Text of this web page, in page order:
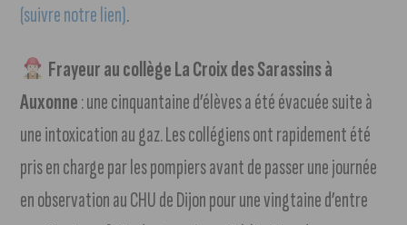
(suivre notre lien).
Frayeur au collège La Croix des Sarassins à
Auxonne: une cinquantaine d’élèves a été évacuée suite à
une intoxication au gaz. Les collégiens ont rapidement été
pris en charge par les pompiers avant de passer une journée
en observation au CHU de Dijon pour une vingtaine d’entre